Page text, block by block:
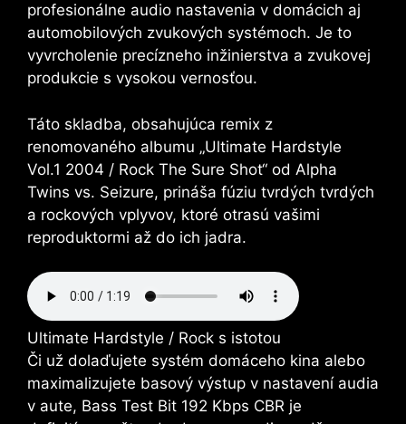
profesionálne audio nastavenia v domácich aj
automobilových zvukových systémoch. Je to
vyvrcholenie precízneho inžinierstva a zvukovej
produkcie s vysokou vernosťou.
Táto skladba, obsahujúca remix z
renomovaného albumu „Ultimate Hardstyle
Vol.1 2004 / Rock The Sure Shot“ od Alpha
Twins vs. Seizure, prináša fúziu tvrdých tvrdých
a rockových vplyvov, ktoré otrasú vašimi
reproduktormi až do ich jadra.
Ultimate Hardstyle / Rock s istotou
Či už dolaďujete systém domáceho kina alebo
maximalizujete basový výstup v nastavení audia
v aute, Bass Test Bit 192 Kbps CBR je